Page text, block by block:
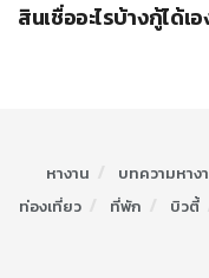
สินเชื่ออะไรบ้างกู้ได้เ
หางาน บทความหาง
ท่องเที่ยว
ที่พัก บิวตี้